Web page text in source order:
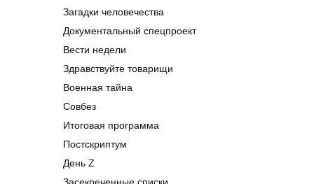
Загадки человечества
Документальный спецпроект
Вести недели
Здравствуйте товарищи
Военная тайна
Совбез
Итоговая программа
Постскриптум
День Z